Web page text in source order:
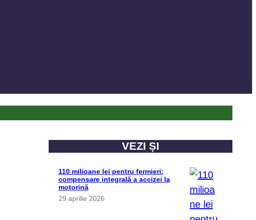
VEZI ȘI
110 milioane lei pentru fermieri:
compensare integrală a accizei la
motorină
29 aprilie 2026